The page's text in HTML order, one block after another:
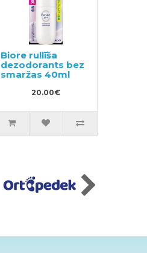
Biore rullīša
dezodorants bez
smaržas 40ml
20.00€